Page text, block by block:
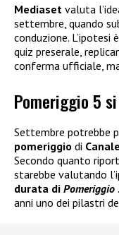
Mediaset valuta
settembre, quando
conduzione. L’ipotesi
quiz preserale,
conferma ufficiale,
Pomeriggio 5
Settembre potrebbe
pomeriggio di
Secondo quanto
starebbe valutando
durata di Pomeriggio
anni uno dei pilastri